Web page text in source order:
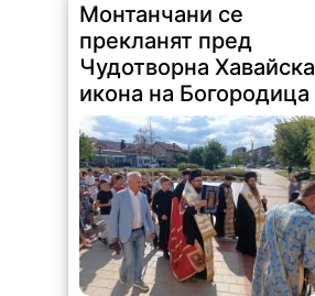
Монтанчани се
прекланят пред
Чудотворна Хавайска
икона на Богородица